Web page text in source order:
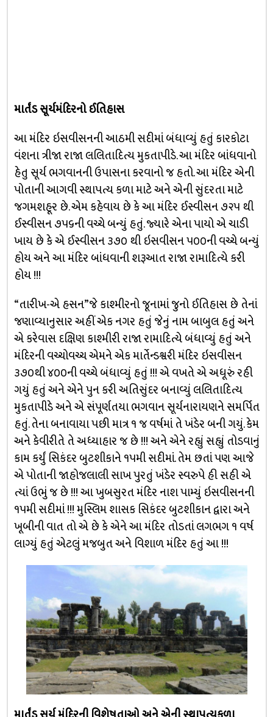
માર્તંડ સૂર્યમંદિરનો ઈતિહાસ
આ મંદિર ઇસવીસનની આઠમી સદીમાં બંધાવ્યું હતું કારકોટા
વંશના ત્રીજા રાજા લલિતાદિત્ય મુકતાપીડે. આ મંદિર બાંધવાનો
હેતુ સૂર્ય ભગવાનની ઉપાસના કરવાનો જ હતો. આ મંદિર એની
પોતાની આગવી સ્થાપત્ય કળા માટે અને એની સુંદરતા માટે
જગમશહૂર છે. એમ કહેવાય છે કે આ મંદિર ઈસ્વીસન ૭૨૫ થી
ઈસ્વીસન ૭૫૬ની વચ્ચે બન્યું હતું. જ્યારે એના પાયો એ ચાડી
ખાય છે કે એ ઈસ્વીસન ૩૭૦ થી ઇસવીસન ૫૦૦ની વચ્ચે બન્યું
હોય અને આ મંદિર બાંધવાની શરૂઆત રાજા રામાદિત્યે કરી
હોય !!!
“તારીખ-એ હસન”જે કાશ્મીરનો જૂનામાં જુનો ઈતિહાસ છે તેનાં
જણાવ્યાનુસાર અહીં એક નગર હતું જેનું નામ બાબુલ હતું અને
એ કરેવાસ દક્ષિણ કાશ્મીરી રાજા રામાદિત્યે બંધાવ્યું હતું અને
મંદિરની વચ્ચોવચ્ચ એમને એક માર્તેન્ડશ્વરી મંદિર ઇસવીસન
૩૭૦થી ૪૦૦ની વચ્ચે બંધાવ્યું હતું !!! એ વખતે એ અધૂરું રહી
ગયું હતું અને એને પુન કરી અતિસુંદર બનાવ્યું લલિતાદિત્ય
મુકતાપીડે અને એ સંપૂર્ણતયા ભગવાન સૂર્યનારાયણને સમર્પિત
હતું. તેના બનાવાયા પછી માત્ર ૧ જ વર્ષમાં તે ખંડેર બની ગયું. કેમ
અને કેવીરીતે તે અધ્યાહાર જ છે !!! અને એને રહ્યું સહ્યું તોડવાનું
કામ કર્યું સિકંદર બુટશીકાને ૧૫મી સદીમાં. તેમ છતાં પણ આજે
એ પોતાની જાહોજલાલી સાખ પુરતું ખંડેર સ્વરુપે હી સહી એ
ત્યાં ઉભું જ છે !!! આ ખુબસુરત મંદિર નાશ પામ્યું ઇસવીસનની
૧૫મી સદીમાં !!! મુસ્લિમ શાસક સિકંદર બુટશીકાન દ્વારા અને
ખૂબીની વાત તો એ છે કે એને આ મંદિર તોડતાં લગભગ ૧ વર્ષ
લાગ્યું હતું એટલું મજબુત અને વિશાળ મંદિર હતું આ !!!